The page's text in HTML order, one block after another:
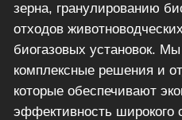
зерна, гранулированию
отходов
биогазовых установок.
комплексные решения и
которые обеспечивают
эффективность широкого